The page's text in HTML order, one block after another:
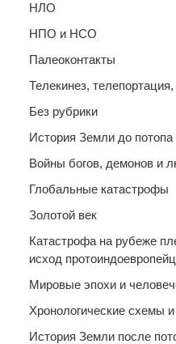
НЛО
НПО и НСО
Палеоконтакты
Телекинез,
Без рубрики
История Земли до потопа
Войны богов, демонов и
Глобальные катастрофы
Золотой век
Катастрофа на рубеже
исход
Мировые эпохи и
Хронологические схемы
История Земли после